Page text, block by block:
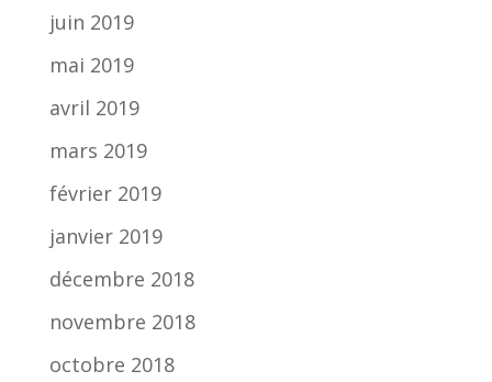
juin 2019
mai 2019
avril 2019
mars 2019
février 2019
janvier 2019
décembre 2018
novembre 2018
octobre 2018